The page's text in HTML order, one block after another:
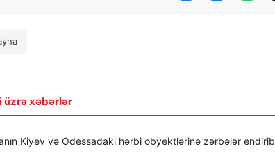
üzrə xəbərlər
Kiyev və Odessadakı hərbi obyektlərinə zərbələr endirib